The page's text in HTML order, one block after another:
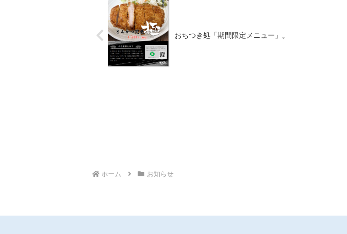
おちつき処「期間限定メニュー」。
ホーム お知らせ